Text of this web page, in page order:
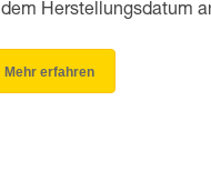
dem Herstellungsdatum
Mehr erfahren